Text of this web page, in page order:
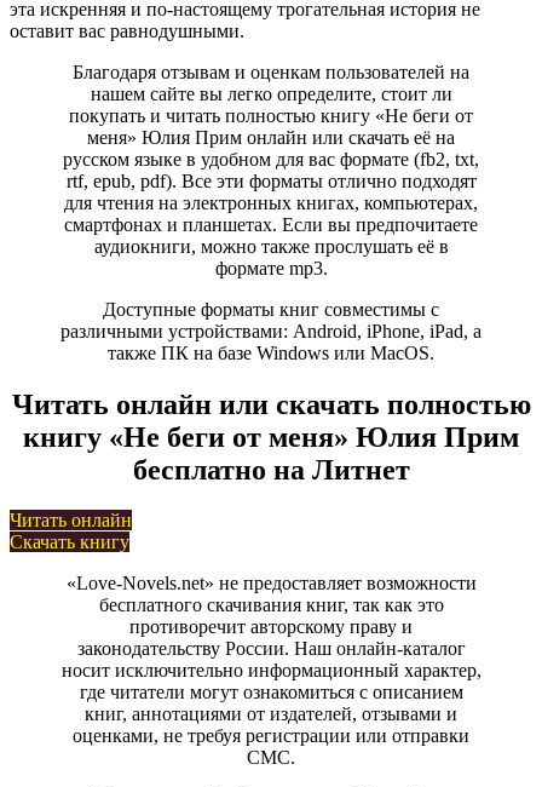
эта искренняя и по-настоящему трогательная история не
оставит вас равнодушными.
Благодаря отзывам и оценкам пользователей на
нашем сайте вы легко определите, стоит ли
покупать и читать полностью книгу «Не беги от
меня» Юлия Прим онлайн или скачать её на
русском языке в удобном для вас формате (fb2, txt,
rtf, epub, pdf). Все эти форматы отлично подходят
для чтения на электронных книгах, компьютерах,
смартфонах и планшетах. Если вы предпочитаете
аудиокниги, можно также прослушать её в
формате mp3.
Доступные форматы книг совместимы с
различными устройствами: Android, iPhone, iPad, а
также ПК на базе Windows или MacOS.
Читать онлайн или скачать полностью
книгу «Не беги от меня» Юлия Прим
бесплатно на Литнет
Читать онлайн
Скачать книгу
«Love-Novels.net» не предоставляет возможности
бесплатного скачивания книг, так как это
противоречит авторскому праву и
законодательству России. Наш онлайн-каталог
носит исключительно информационный характер,
где читатели могут ознакомиться с описанием
книг, аннотациями от издателей, отзывами и
оценками, не требуя регистрации или отправки
СМС.